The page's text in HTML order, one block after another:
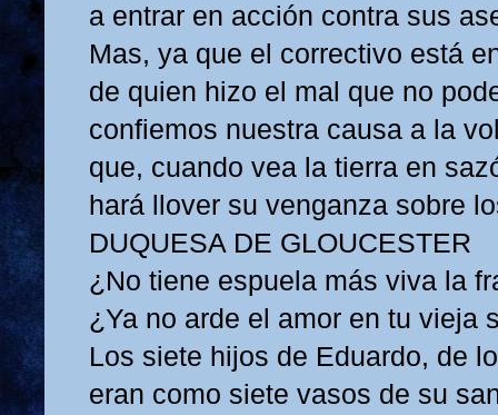
a entrar en acción contra sus
Mas, ya que el correctivo está
de quien hizo el mal que no
confiemos nuestra causa a la
que, cuando vea la tierra en
hará llover su venganza sobre
DUQUESA DE GLOUCESTER
¿No tiene espuela más viva la
¿Ya no arde el amor en tu vieja
Los siete hijos de Eduardo, de
eran como siete vasos de su